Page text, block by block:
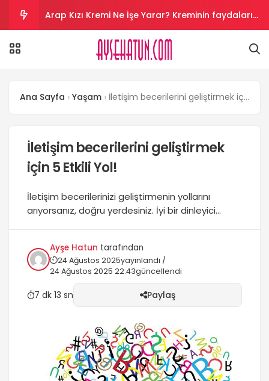
Arap Kızı Kremi Ne İşe Yarar? Kreminin faydaları
Aloe Vera Kremi Ne İşe Yarar? Aloe vera cilt
mi?
Vazelin Kremi Ne İşe Yarar? Vazelin yüze sürülür
mü?
Ana Sayfa Yaşam İletişim becerilerini geliştirmek için 5 Etkili Yol!
İletişim becerilerini geliştirmek
için 5 Etkili Yol!
İletişim becerilerinizi geliştirmenin yollarını
arıyorsanız, doğru yerdesiniz. İyi bir dinleyici
güçlendirmek için adımları hemen öğrenin!...
Ayşe Hatun tarafından
24 Ağustos 2025yayınlandı /
24 Ağustos 2025 22:43güncellendi
7 dk 13 sn Paylaş